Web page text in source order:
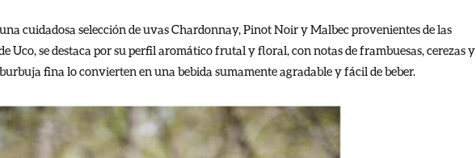
cuidadosa selección de uvas Chardonnay, Pinot Noir y Malbec provenientes de las
Uco, se destaca por su perfil aromático frutal y floral, con notas de frambuesas, cerezas y
fina lo convierten en una bebida sumamente agradable y fácil de beber.